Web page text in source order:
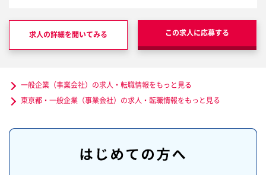
求人の詳細を聞いてみる この求人に応募する
一般企業（事業会社）の求人・転職情報をもっと見る
東京都・一般企業（事業会社）の求人・転職情報をもっと見る